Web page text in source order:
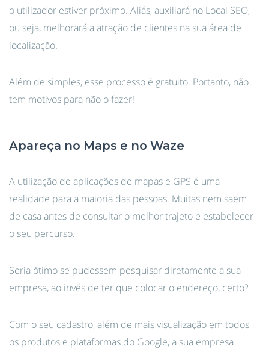
o utilizador estiver próximo. Aliás, auxiliará no Local SEO,
ou seja, melhorará a atração de clientes na sua área de
localização.
Além de simples, esse processo é gratuito. Portanto, não
tem motivos para não o fazer!
Apareça no Maps e no Waze
A utilização de aplicações de mapas e GPS é uma
realidade para a maioria das pessoas. Muitas nem saem
de casa antes de consultar o melhor trajeto e estabelecer
o seu percurso.
Seria ótimo se pudessem pesquisar diretamente a sua
empresa, ao invés de ter que colocar o endereço, certo?
Com o seu cadastro, além de mais visualização em todos
os produtos e plataformas do Google, a sua empresa